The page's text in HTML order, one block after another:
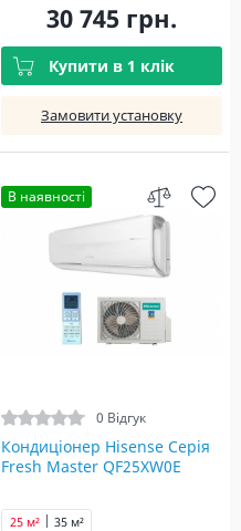
30 745 грн.
Купити в 1 клік
Замовити установку
В наявності
0 Відгук
Кондиціонер Hisense Серія
Fresh Master QF25XW0E
25 м² 35 м²